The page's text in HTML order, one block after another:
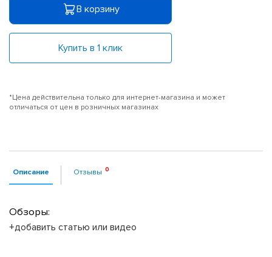
В корзину
Купить в 1 клик
*Цена действительна только для интернет-магазина и может
отличаться от цен в розничных магазинах
Описание Отзывы
Обзоры:
+добавить статью или видео